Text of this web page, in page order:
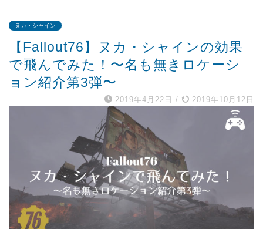
ヌカ・シャイン
【Fallout76】ヌカ・シャインの効果
で飛んでみた！〜名も無きロケーシ
ョン紹介第3弾〜
2019年4月22日 / 2019年10月12日